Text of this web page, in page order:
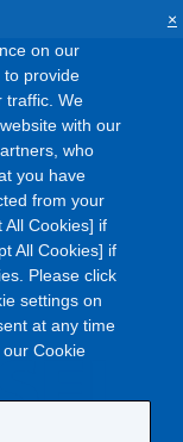
on our
to provide
traffic. We
with our
who
you have
from your
All Cookies] if
All Cookies] if
Please click
settings on
at any time
Cookie
×